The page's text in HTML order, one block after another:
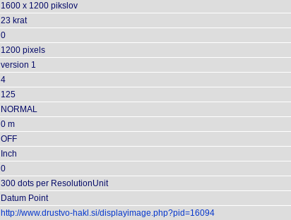
1600 x 1200 pikslov
23 krat
0
1200 pixels
version 1
4
125
NORMAL
0 m
OFF
Inch
0
300 dots per ResolutionUnit
Datum Point
http://www.drustvo-hakl.si/displayimage.php?pid=16094